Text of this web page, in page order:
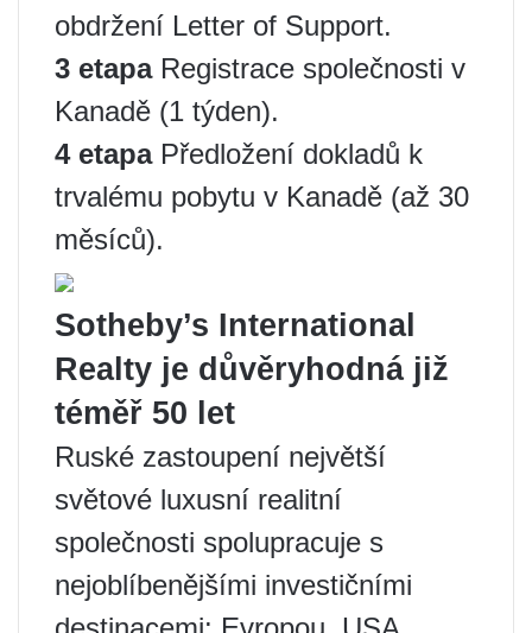
obdržení Letter of Support.
3 etapaRegistrace společnosti v
Kanadě (1 týden).
4 etapaPředložení dokladů k
trvalému pobytu v Kanadě (až 30
měsíců).
Sotheby’s International
Realty je důvěryhodná již
téměř 50 let
Ruské zastoupení největší
světové luxusní realitní
společnosti spolupracuje s
nejoblíbenějšími investičními